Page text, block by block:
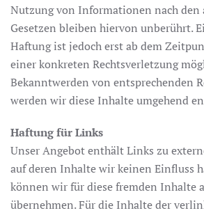
Nutzung von Informationen nach den
Gesetzen bleiben hiervon unberührt.
Haftung ist jedoch erst ab dem
einer konkreten Rechtsverletzung
Bekanntwerden von entsprechenden
werden wir diese Inhalte umgehend
Haftung für Links
Unser Angebot enthält Links zu
auf deren Inhalte wir keinen Einfluss
können wir für diese fremden Inhalte
übernehmen. Für die Inhalte der